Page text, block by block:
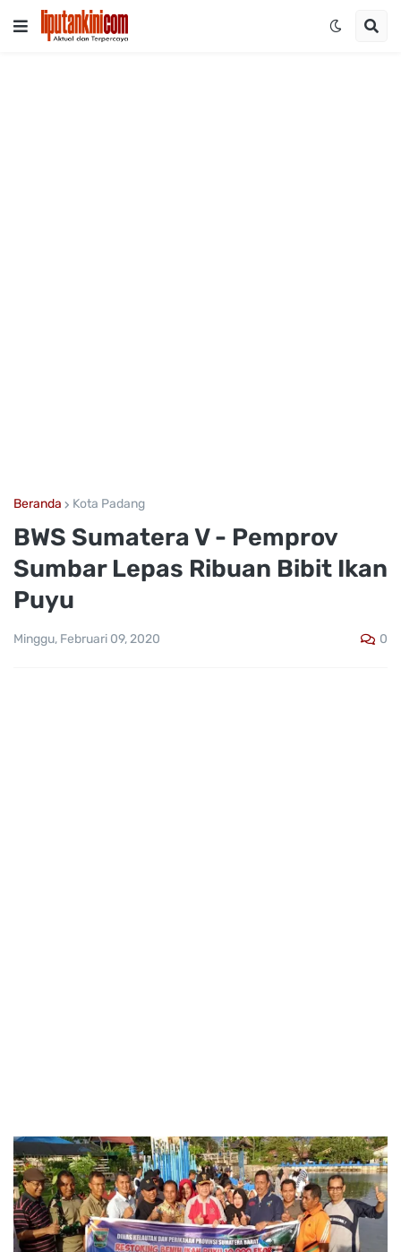
Beranda Kota Padang
BWS Sumatera V - Pemprov
Sumbar Lepas Ribuan Bibit Ikan
Puyu
Minggu, Februari 09, 2020 0